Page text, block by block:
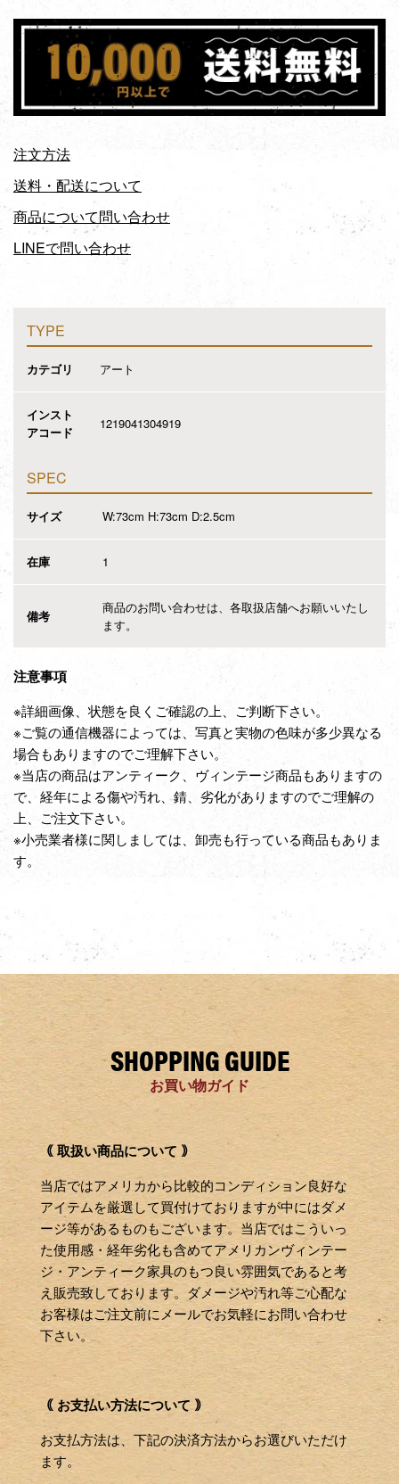
注文方法
送料・配送について
商品について問い合わせ
LINEで問い合わせ
TYPE
カテゴリ アート
インスト
アコード
1219041304919
SPEC
サイズ W:73cm H:73cm D:2.5cm
在庫 1
備考
商品のお問い合わせは、各取扱店舗へお願いいたし
ます。
注意事項
※詳細画像、状態を良くご確認の上、ご判断下さい。
※ご覧の通信機器によっては、写真と実物の色味が多少異なる
場合もありますのでご理解下さい。
※当店の商品はアンティーク、ヴィンテージ商品もありますの
で、経年による傷や汚れ、錆、劣化がありますのでご理解の
上、ご注文下さい。
※小売業者様に関しましては、卸売も行っている商品もありま
す。
SHOPPING GUIDE
お買い物ガイド
｟ 取扱い商品について ｠
当店ではアメリカから比較的コンディション良好な
アイテムを厳選して買付けておりますが中にはダメ
ージ等があるものもございます。当店ではこういっ
た使用感・経年劣化も含めてアメリカンヴィンテー
ジ・アンティーク家具のもつ良い雰囲気であると考
え販売致しております。ダメージや汚れ等ご心配な
お客様はご注文前にメールでお気軽にお問い合わせ
下さい。
｟ お支払い方法について ｠
お支払方法は、下記の決済方法からお選びいただけ
ます。